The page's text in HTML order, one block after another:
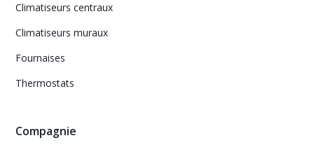
Climatiseurs centraux
Climatiseurs muraux
Fournaises
Thermostats
Compagnie